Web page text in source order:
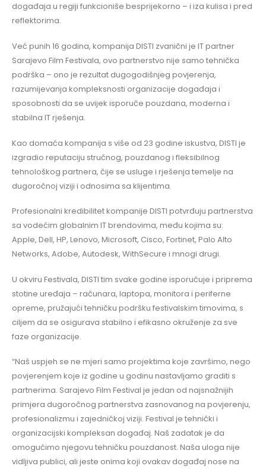
događaja u regiji funkcioniše besprijekorno – i iza kulisa i pred
reflektorima.
Već punih 16 godina, kompanija DISTI zvanični je IT partner
Sarajevo Film Festivala, ovo partnerstvo nije samo tehnička
podrška – ono je rezultat dugogodišnjeg povjerenja,
razumijevanja kompleksnosti organizacije događaja i
sposobnosti da se uvijek isporuče pouzdana, moderna i
stabilna IT rješenja.
Kao domaća kompanija s više od 23 godine iskustva, DISTI je
izgradio reputaciju stručnog, pouzdanog i fleksibilnog
tehnološkog partnera, čije se usluge i rješenja temelje na
dugoročnoj viziji i odnosima sa klijentima.
Profesionalni kredibilitet kompanije DISTI potvrđuju partnerstva
sa vodećim globalnim IT brendovima, među kojima su:
Apple, Dell, HP, Lenovo, Microsoft, Cisco, Fortinet, Palo Alto
Networks, Adobe, Autodesk, WithSecure i mnogi drugi.
U okviru Festivala, DISTI tim svake godine isporučuje i priprema
stotine uređaja – računara, laptopa, monitora i periferne
opreme, pružajući tehničku podršku festivalskim timovima, s
ciljem da se osigurava stabilno i efikasno okruženje za sve
faze organizacije.
“Naš uspjeh se ne mjeri samo projektima koje završimo, nego
povjerenjem koje iz godine u godinu nastavljamo graditi s
partnerima. Sarajevo Film Festival je jedan od najsnažnijih
primjera dugoročnog partnerstva zasnovanog na povjerenju,
profesionalizmu i zajedničkoj viziji. Festival je tehnički i
organizacijski kompleksan događaj. Naš zadatak je da
omogućimo njegovu tehničku pouzdanost. Naša uloga nije
vidljiva publici, ali jeste onima koji ovakav događaj nose na